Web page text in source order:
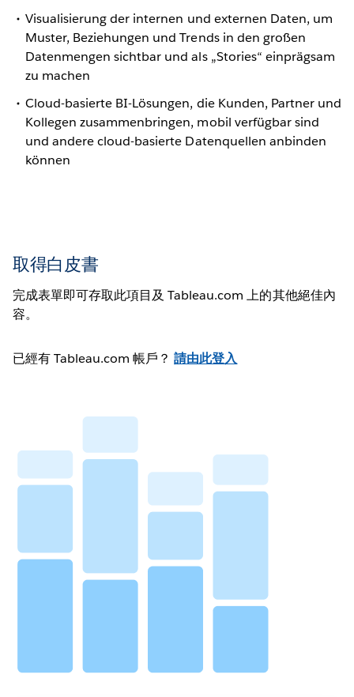
Visualisierung der internen und externen Daten, um
Muster, Beziehungen und Trends in den großen
Datenmengen sichtbar und als „Stories“ einprägsam
zu machen
Cloud-basierte BI-Lösungen, die Kunden, Partner und
Kollegen zusammenbringen, mobil verfügbar sind
und andere cloud-basierte Datenquellen anbinden
können
取得白皮書
完成表單即可存取此項目及 Tableau.com 上的其他絕佳內
容。
已經有 Tableau.com 帳戶？請由此登入